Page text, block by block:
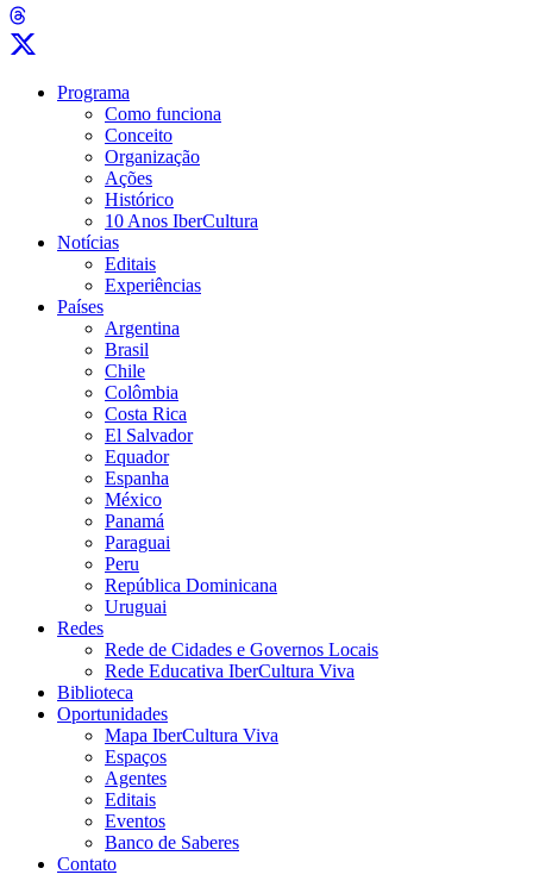
Programa
Como funciona
Conceito
Organização
Ações
Histórico
10 Anos IberCultura
Notícias
Editais
Experiências
Países
Argentina
Brasil
Chile
Colômbia
Costa Rica
El Salvador
Equador
Espanha
México
Panamá
Paraguai
Peru
República Dominicana
Uruguai
Redes
Rede de Cidades e Governos Locais
Rede Educativa IberCultura Viva
Biblioteca
Oportunidades
Mapa IberCultura Viva
Espaços
Agentes
Editais
Eventos
Banco de Saberes
Contato